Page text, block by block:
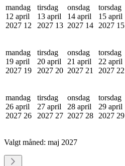
mandag
12 april
2027 12
tirsdag
13 april
2027 13
onsdag
14 april
2027 14
torsdag
15 april
2027 15
mandag
19 april
2027 19
tirsdag
20 april
2027 20
onsdag
21 april
2027 21
torsdag
22 april
2027 22
mandag
26 april
2027 26
tirsdag
27 april
2027 27
onsdag
28 april
2027 28
torsdag
29 april
2027 29
Valgt måned: maj 2027